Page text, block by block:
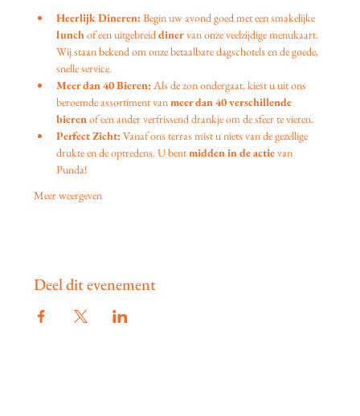
Heerlijk Dineren: Begin uw avond goed met een smakelijke
lunch of een uitgebreid diner van onze veelzijdige menukaart.
Wij staan bekend om onze betaalbare dagschotels en de goede,
snelle service.
Meer dan 40 Bieren: Als de zon ondergaat, kiest u uit ons
beroemde assortiment van meer dan 40 verschillende
bieren of een ander verfrissend drankje om de sfeer te vieren.
Perfect Zicht: Vanaf ons terras mist u niets van de gezellige
drukte en de optredens. U bent midden in de actie van
Punda!
Meer weergeven
Deel dit evenement